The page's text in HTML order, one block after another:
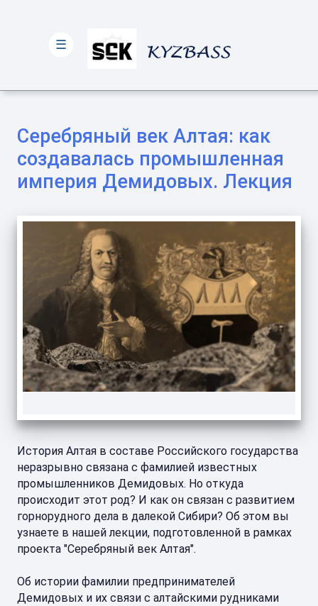
Серебряный век Алтая: как
создавалась промышленная
империя Демидовых. Лекция
История Алтая в составе Российского государства
неразрывно связана с фамилией известных
промышленников Демидовых. Но откуда
происходит этот род? И как он связан с развитием
горнорудного дела в далекой Сибири? Об этом вы
узнаете в нашей лекции, подготовленной в рамках
проекта "Серебряный век Алтая".
Об истории фамилии предпринимателей
Демидовых и их связи с алтайскими рудниками
☰